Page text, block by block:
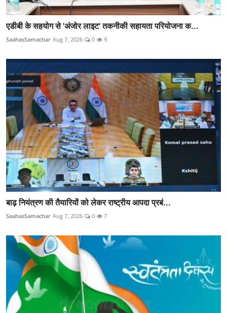
एडीबी के सहयोग से 'अंजोर लाइट' तकनीकी सहायता परियोजना क...
SaahasSamachar Aug 7, 2026 0 9
बाढ़ नियंत्रण की तैयारियों को लेकर राष्ट्रीय आपदा प्रबं...
SaahasSamachar Aug 7, 2026 0 7